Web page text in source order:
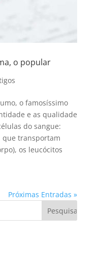
o popular
o famosíssimo
e as qualidade
do sangue:
que transportam
os leucócitos
Próximas Entradas »